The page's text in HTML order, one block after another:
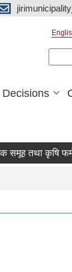
Decisions
तथा कृषि फर्म